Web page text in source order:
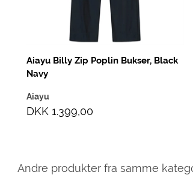
Aiayu Billy Zip Poplin Bukser, Black
Navy
Aiayu
DKK 1.399,00
Andre produkter fra samme